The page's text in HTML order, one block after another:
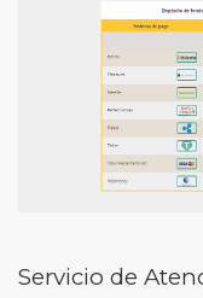
Servicio de